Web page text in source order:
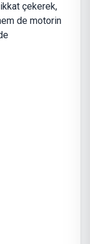
çekerek,
de motorin